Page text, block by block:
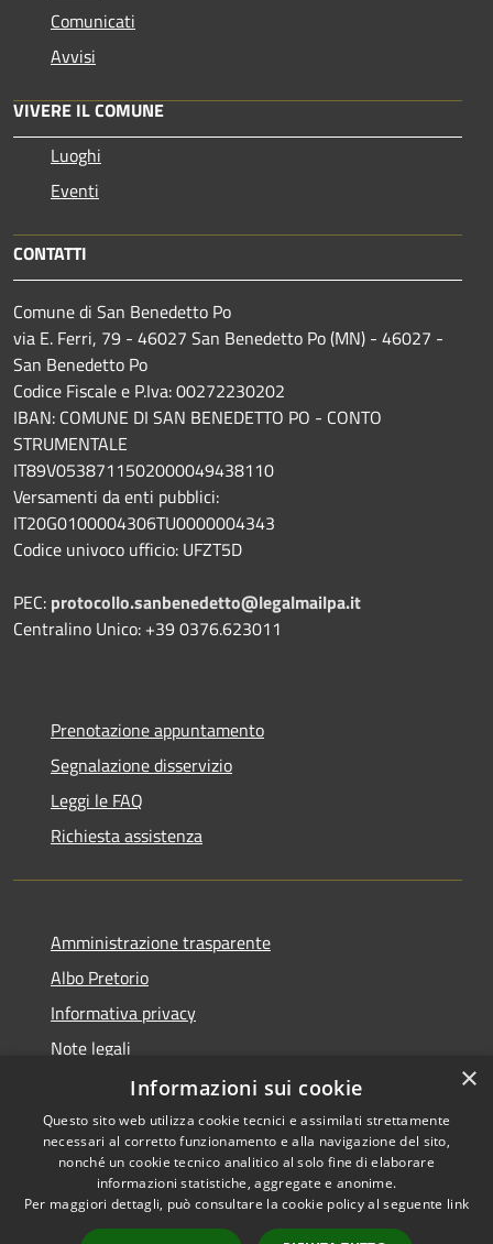
Comunicati
Avvisi
VIVERE IL COMUNE
Luoghi
Eventi
CONTATTI
Comune di San Benedetto Po
via E. Ferri, 79 - 46027 San Benedetto Po (MN) - 46027 -
San Benedetto Po
Codice Fiscale e P.Iva: 00272230202
IBAN: COMUNE DI SAN BENEDETTO PO - CONTO
STRUMENTALE
IT89V0538711502000049438110
Versamenti da enti pubblici:
IT20G0100004306TU0000004343
Codice univoco ufficio: UFZT5D
PEC: protocollo.sanbenedetto@legalmailpa.it
Centralino Unico: +39 0376.623011
Prenotazione appuntamento
Segnalazione disservizio
Leggi le FAQ
Richiesta assistenza
Amministrazione trasparente
Albo Pretorio
Informativa privacy
Note legali
Dichiarazione di accessibilità
RSS
Accessibilità
Copyright © 2021 • Città
di San Benedetto Po •
×
Informazioni sui cookie
Questo sito web utilizza cookie tecnici e assimilati strettamente
necessari al corretto funzionamento e alla navigazione del sito,
nonché un cookie tecnico analitico al solo fine di elaborare
informazioni statistiche, aggregate e anonime.
Per maggiori dettagli, può consultare la cookie policy al seguente link